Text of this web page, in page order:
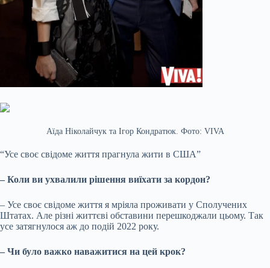
Аїда Ніколайчук та Ігор Кондратюк. Фото: VIVA
“Усе своє свідоме життя прагнула жити в США”
– Коли ви ухвалили рішення виїхати за кордон?
– Усе своє свідоме життя я мріяла проживати у Сполучених
Штатах. Але різні життєві обставини перешкоджали цьому. Так
усе затягнулося аж до подій 2022 року.
– Чи було важко наважитися на цей крок?